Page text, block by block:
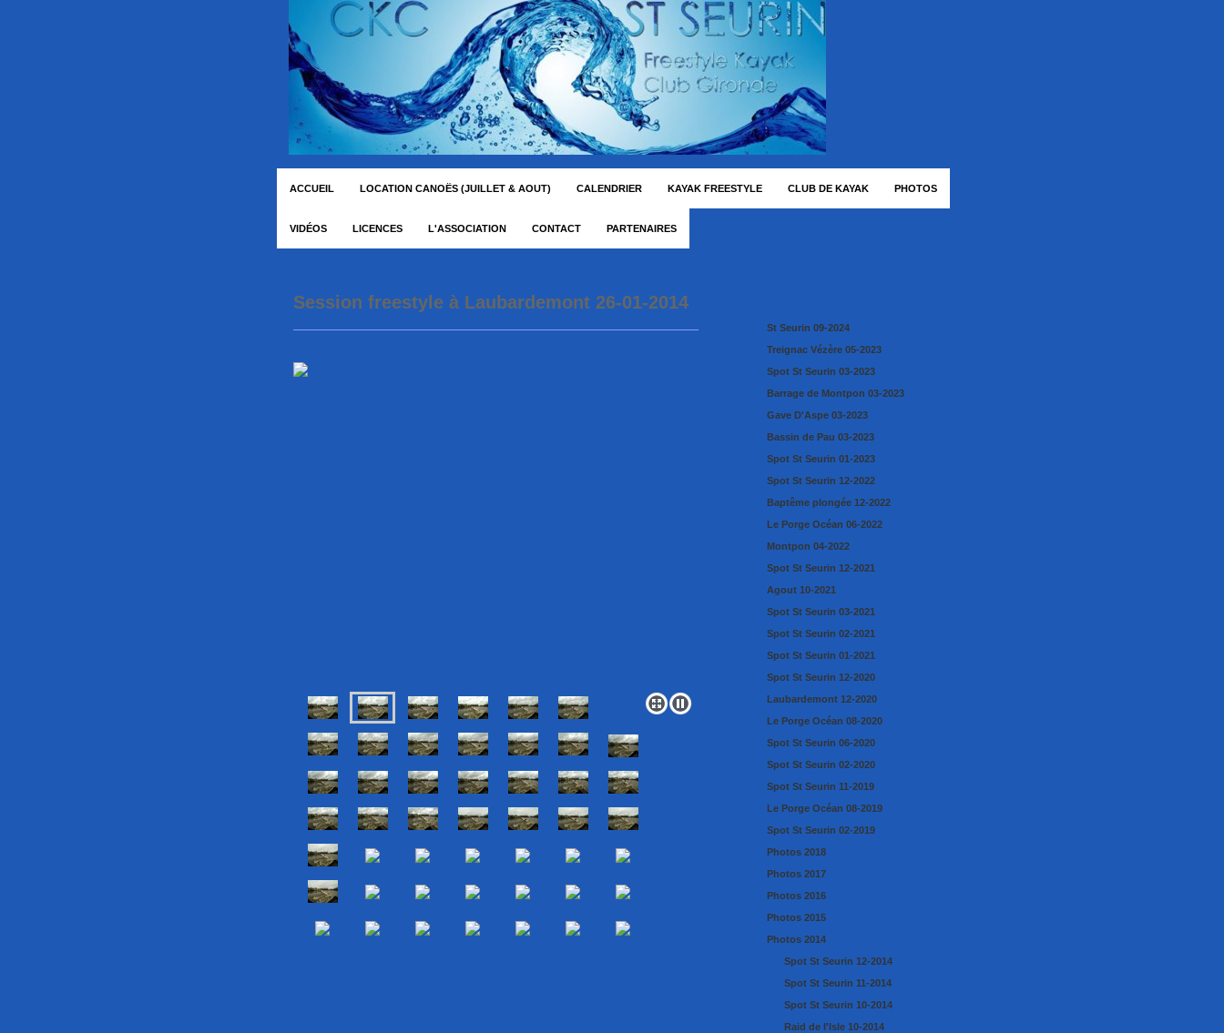
ACCUEIL LOCATION CANOËS (JUILLET & AOUT) CALENDRIER KAYAK FREESTYLE CLUB DE KAYAK PHOTOS
VIDÉOS LICENCES L'ASSOCIATION CONTACT PARTENAIRES
Session freestyle à Laubardemont 26-01-2014
St Seurin 09-2024
Treignac Vézère 05-2023
Spot St Seurin 03-2023
Barrage de Montpon 03-2023
Gave D'Aspe 03-2023
Bassin de Pau 03-2023
Spot St Seurin 01-2023
Spot St Seurin 12-2022
Baptême plongée 12-2022
Le Porge Océan 06-2022
Montpon 04-2022
Spot St Seurin 12-2021
Agout 10-2021
Spot St Seurin 03-2021
Spot St Seurin 02-2021
Spot St Seurin 01-2021
Spot St Seurin 12-2020
Laubardemont 12-2020
Le Porge Océan 08-2020
Spot St Seurin 06-2020
Spot St Seurin 02-2020
Spot St Seurin 11-2019
Le Porge Océan 08-2019
Spot St Seurin 02-2019
Photos 2018
Photos 2017
Photos 2016
Photos 2015
Photos 2014
Spot St Seurin 12-2014
Spot St Seurin 11-2014
Spot St Seurin 10-2014
Raid de l'Isle 10-2014